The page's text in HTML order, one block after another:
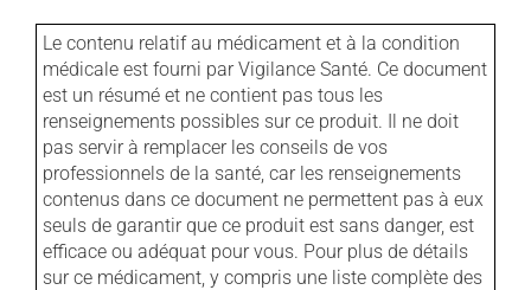
Le contenu relatif au médicament et à la condition
médicale est fourni par Vigilance Santé. Ce document
est un résumé et ne contient pas tous les
renseignements possibles sur ce produit. Il ne doit
pas servir à remplacer les conseils de vos
professionnels de la santé, car les renseignements
contenus dans ce document ne permettent pas à eux
seuls de garantir que ce produit est sans danger, est
efficace ou adéquat pour vous. Pour plus de détails
sur ce médicament, y compris une liste complète des